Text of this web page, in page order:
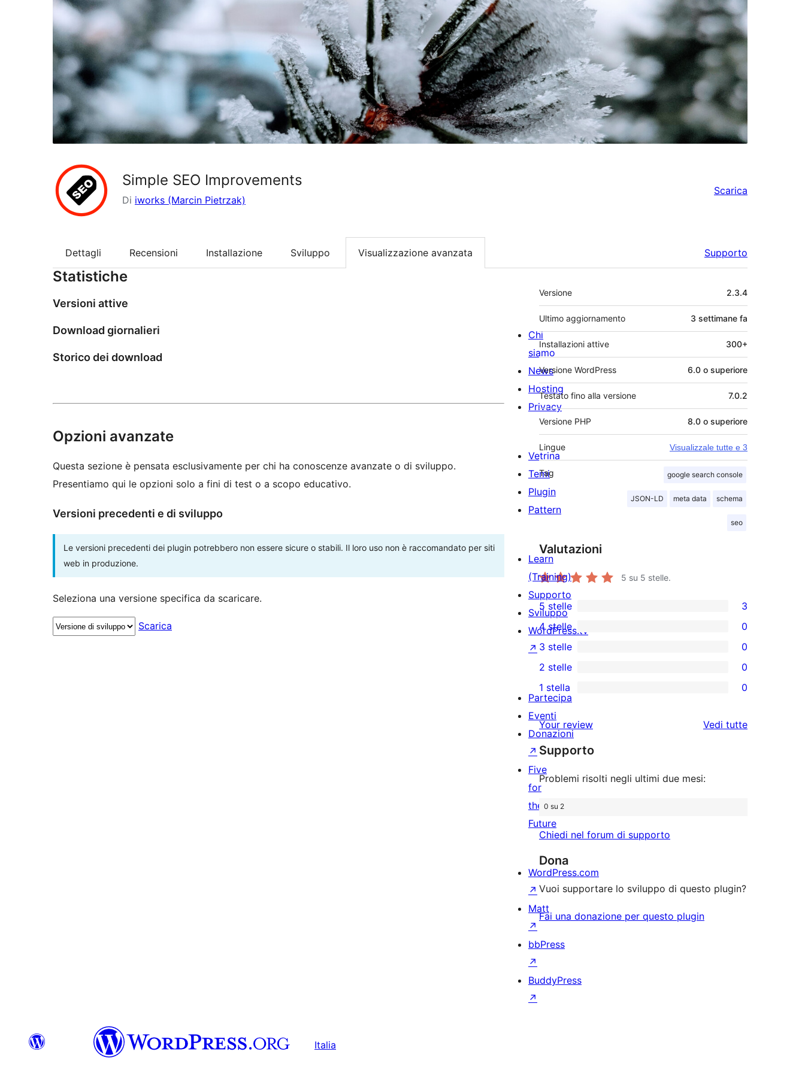
Simple SEO Improvements
Di iworks (Marcin Pietrzak)
Scarica
Dettagli Recensioni Installazione Sviluppo Visualizzazione avanzata Supporto
Statistiche
Versioni attive
Download giornalieri
Storico dei download
Opzioni avanzate
Questa sezione è pensata esclusivamente per chi ha conoscenze avanzate o di sviluppo.
Presentiamo qui le opzioni solo a fini di test o a scopo educativo.
Versioni precedenti e di sviluppo
Le versioni precedenti dei plugin potrebbero non essere sicure o stabili. Il loro uso non è raccomandato per siti
web in produzione.
Seleziona una versione specifica da scaricare.
Scarica
Meta
Versione 2.3.4
Ultimo aggiornamento 3 settimane fa
Installazioni attive 300+
Versione WordPress 6.0 o superiore
Testato fino alla versione 7.0.2
Versione PHP 8.0 o superiore
Lingue Visualizzale tutte e 3
Tag google search console
JSON-LD meta data schema
seo
Valutazioni
5 su 5 stelle.
3
recensioni
a
5-
stelle
5 stelle 3
0
recensioni
a
4-
stelle
4 stelle 0
0
recensioni
a
stelle
3 stelle 0
recensioni
a
2-
stelle
2 stelle 0
0
recensioni
a
1-
stelle
1 stella 0
Your review Vedi tuttele
Supporto
Problemi risolti negli ultimi due mesi:
0 su 2
Chiedi nel forum di supporto
Dona
Vuoi supportare lo sviluppo di questo plugin?
Fai una donazione per questo plugin
Chi
siamo
News
Hosting
Privacy
Vetrina
Temi
Plugin
Pattern
Learn
(Training)
Supporto
Sviluppo
WordPress.tv
↗
Partecipa
Eventi
Donazioni
↗
Five
for
the
Future
WordPress.com
↗
Matt
↗
bbPress
↗
BuddyPress
↗
Italia